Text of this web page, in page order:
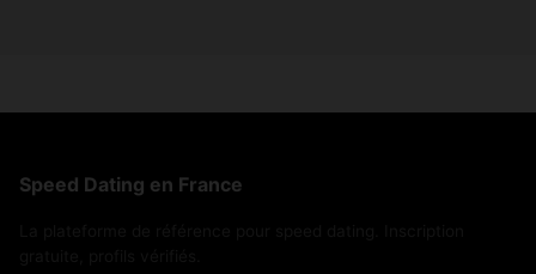
Speed Dating en France